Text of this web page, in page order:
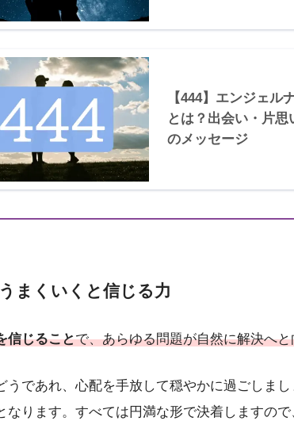
【444】エンジェル
とは？出会い・片
のメッセージ
まくいくと信じる力
信じることで、あらゆる問題が自然に解決へ
うであれ、心配を手放して穏やかに過ごしま
なります。すべては円満な形で決着しますので